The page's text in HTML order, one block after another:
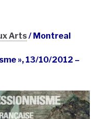
Arts/ Montreal
», 13/10/2012 –